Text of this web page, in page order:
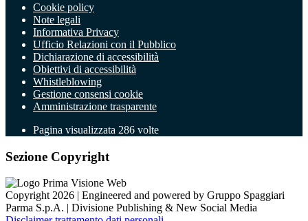
Cookie policy
Note legali
Informativa Privacy
Ufficio Relazioni con il Pubblico
Dichiarazione di accessibilità
Obiettivi di accessibilità
Whistleblowing
Gestione consensi cookie
Amministrazione trasparente
Pagina visualizzata 286 volte
Sezione Copyright
Copyright 2026 | Engineered and powered by Gruppo Spaggiari
Parma S.p.A. | Divisione Publishing & New Social Media